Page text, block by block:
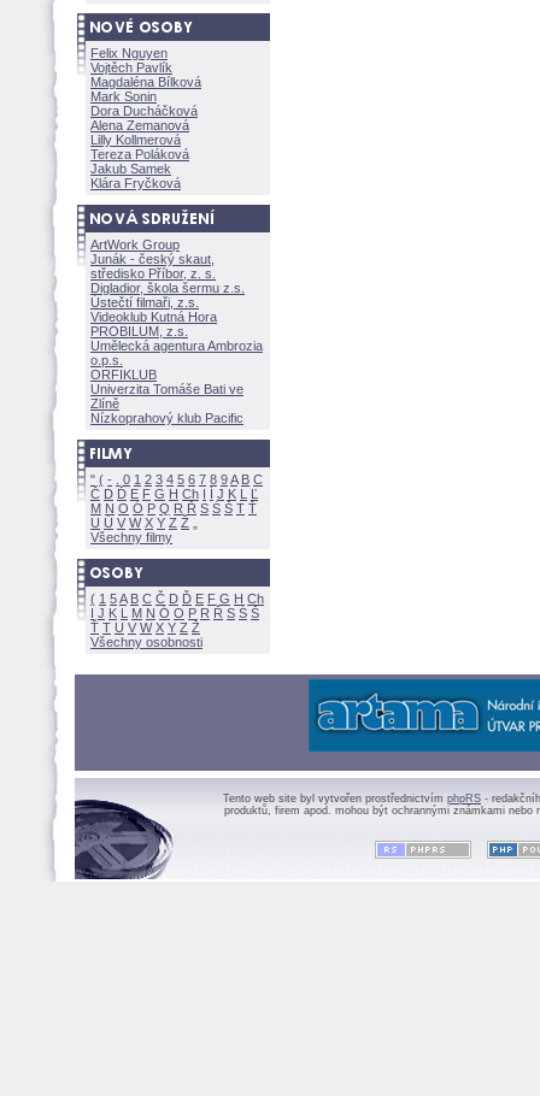
Felix Nguyen
Vojtěch Pavlík
Magdaléna Bílkov
Mark Sonin
Dora Ducháčkov
Alena Zemanov
Lilly Kollmerov
Tereza Polákov
Jakub Samek
Klára Fryčkov
ArtWork Group
Junák - český skaut,
středisko Příbor, z. s.
Digladior, škola šermu z.s.
Ústečtí filmaři, z.s.
Videoklub Kutná Hora
PROBILUM, z.s.
Umělecká agentura Ambrozia
o.p.s.
ORFIKLUB
Univerzita Tomáše Bati ve
Zlíně
Nízkoprahový klub Pacific
" ( - 0 1 2 3 4 5 6 7 8 9A B C
Č D Ď E F G H Ch I Í J K L
Ľ
M N O Ó P Q R Ř S Ś T Ť
U Ú V W X Y Z
Všechny filmy
( 1 5A B C Č D Ď E F G H Ch
I J K L M N Ó O P R Ř S Ś
Ť T U V W X Y Z
Všechny osobnosti
Tento web site byl vytvořen prostřednictvím phpRS -
produktů, firem apod. mohou být ochrannými známkami